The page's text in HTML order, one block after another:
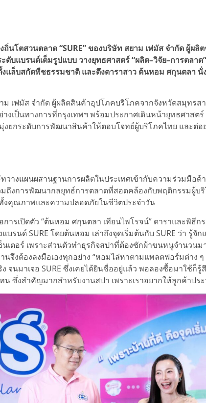
โตสวนตลาด “SURE” ของบริษัท สยาม เฟมัส จำกัด ผู้ผลิต
บแบรนด์เต็มรูปแบบ วางยุทธศาสตร์ “ผลิต–วิจัย–การตลาด
แล็บสกัดพืชธรรมชาติ และดึงดาราสาว ต้นหอม ศกุนตลา นั่
ม เฟมัส จำกัด ผู้ผลิตสินค้าอุปโภคบริโภคจากจังหวัดสมุทรส
างเป็นทางการที่กรุงเทพฯ พร้อมประกาศเดินหน้ายุทธศาสตร์
งยกระดับการพัฒนาสินค้าให้ตอบโจทย์ผู้บริโภคไทย และต่อ
วางแผนผสานฐานการผลิตในประเทศเข้ากับความร่วมมือด้
ถึงการพัฒนากลยุทธ์การตลาดที่สอดคล้องกับพฤติกรรมผู้บ
งคุณภาพและความปลอดภัยในชีวิตประจำวัน
ารเปิดตัว “ต้นหอม ศกุนตลา เทียนไพโรจน์” ดาราและพิธีก
รนด์ SURE โดยต้นหอม เล่าถึงจุดเริ่มต้นกับ SURE ว่า รู้จัก
เตอร์ เพราะส่วนตัวทำธุรกิจสปาที่ต้องซักผ้าขนหนูจำนวนม
จึงต้องลงมือเองทุกอย่าง “หอมไล่หาตามแพลตฟอร์มต่าง ๆ
จนมาเจอ SURE ซึ่งเคยได้ยินชื่ออยู่แล้ว พอลองซื้อมาใช้ก็รู้
ซึ่งสำคัญมากสำหรับงานสปา เพราะเราอยากให้ลูกค้าประ